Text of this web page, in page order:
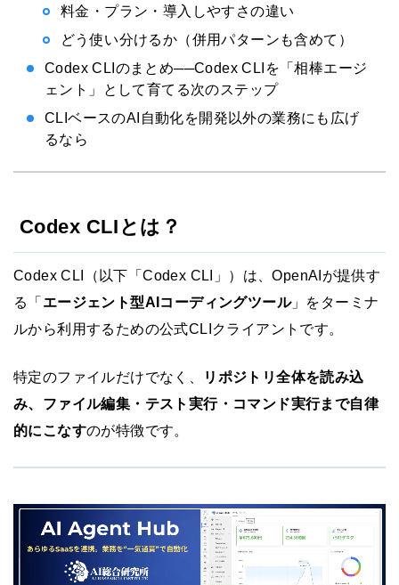
料金・プラン・導入しやすさの違い
どう使い分けるか（併用パターンも含めて）
Codex CLIのまとめ──Codex CLIを「相棒エージ
ェント」として育てる次のステップ
CLIベースのAI自動化を開発以外の業務にも広げ
るなら
Codex CLIとは？
Codex CLI（以下「Codex CLI」）は、OpenAIが提供す
る「 エージェント型AIコーディングツール」をターミナ
ルから利用するための公式CLIクライアントです。
特定のファイルだけでなく、
リポジトリ全体を読み込
み、ファイル編集・テスト実行・コマンド実行まで自律
的にこなすのが特徴です。